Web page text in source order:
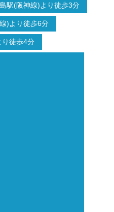
駅(阪神線)より徒歩3分
)より徒歩6分
り徒歩4分